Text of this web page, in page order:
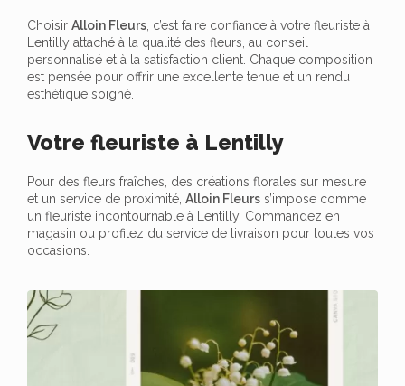
Choisir Alloin Fleurs , c’est faire confiance à votre fleuriste à
Lentilly attaché à la qualité des fleurs, au conseil
personnalisé et à la satisfaction client. Chaque composition
est pensée pour offrir une excellente tenue et un rendu
esthétique soigné.
Votre fleuriste à Lentilly
Pour des fleurs fraîches, des créations florales sur mesure
et un service de proximité, Alloin Fleurs s’impose comme
un fleuriste incontournable à Lentilly. Commandez en
magasin ou profitez du service de livraison pour toutes vos
occasions.